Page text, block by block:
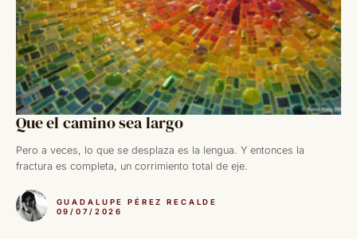
Que el camino sea largo
Pero a veces, lo que se desplaza es la lengua. Y entonces la
fractura es completa, un corrimiento total de eje.
GUADALUPE PÉREZ RECALDE
09/07/2026